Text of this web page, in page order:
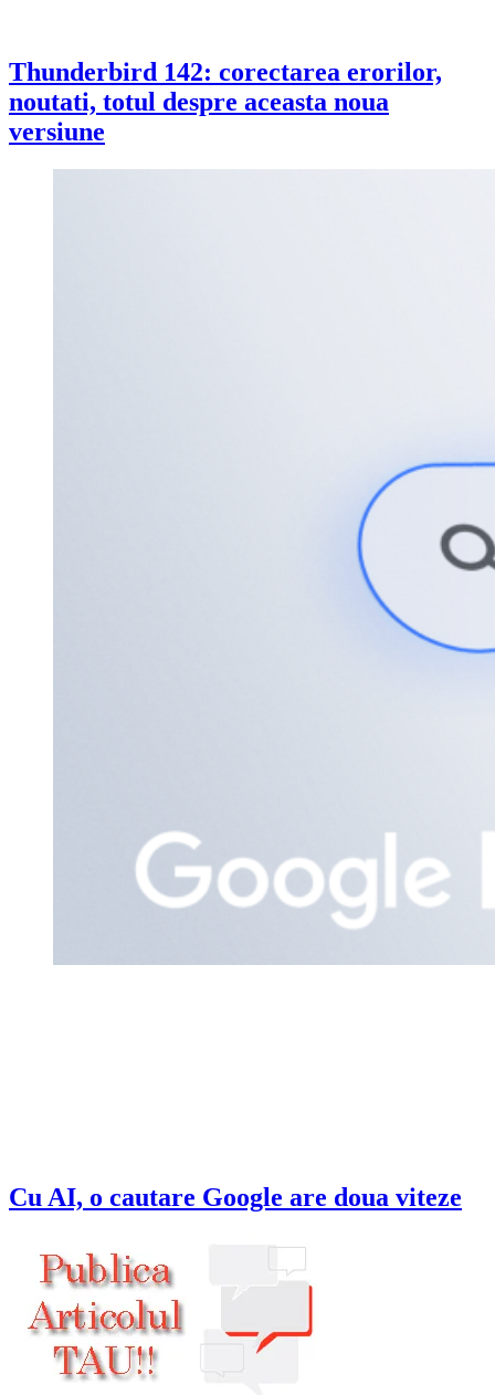
Thunderbird 142: corectarea erorilor,
noutati, totul despre aceasta noua
versiune
Cu AI, o cautare Google are doua viteze